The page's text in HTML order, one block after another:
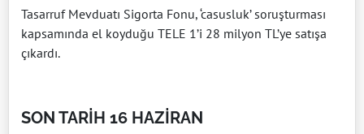
Tasarruf Mevduatı Sigorta Fonu, ‘casusluk’ soruşturması
kapsamında el koyduğu TELE 1’i 28 milyon TL’ye satışa
çıkardı.
SON TARİH 16 HAZİRAN